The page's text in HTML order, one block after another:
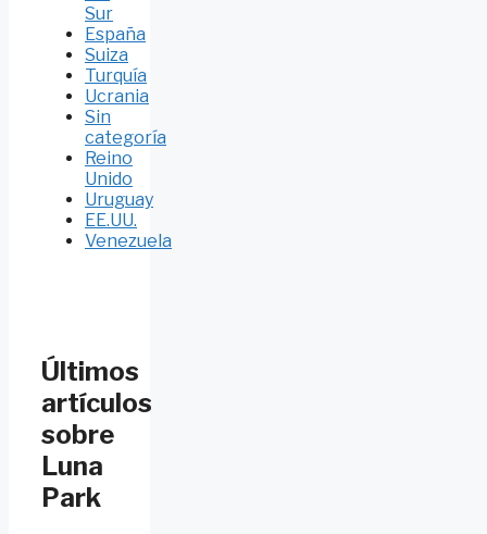
Sur
España
Suiza
Turquía
Ucrania
Sin
categoría
Reino
Unido
Uruguay
EE.UU.
Venezuela
Últimos
artículos
sobre
Luna
Park